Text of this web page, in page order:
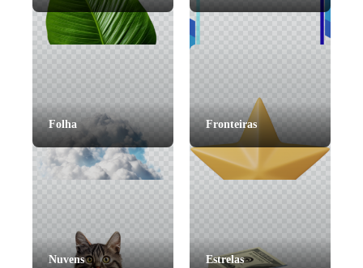
Folha Fronteiras
Nuvens Estrelas